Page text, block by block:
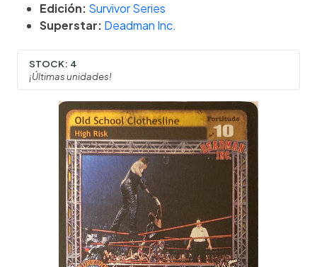
Edición: Survivor Series
Superstar: Deadman Inc.
STOCK: 4
¡Últimas unidades!